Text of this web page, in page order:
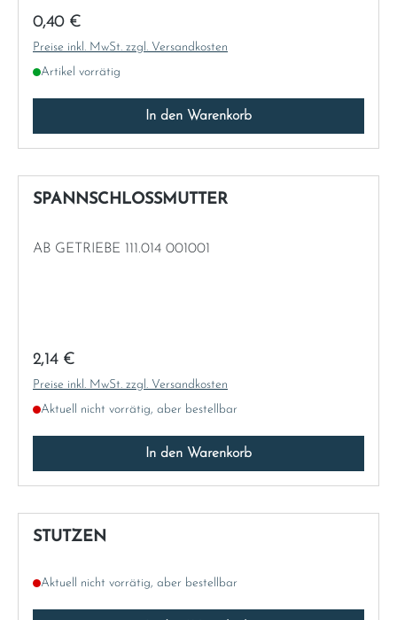
Regulärer Preis:
0,40 €
Preise inkl. MwSt. zzgl. Versandkosten
Artikel vorrätig
In den Warenkorb
SPANNSCHLOSSMUTTER
AB GETRIEBE 111.014 001001
Regulärer Preis:
2,14 €
Preise inkl. MwSt. zzgl. Versandkosten
Aktuell nicht vorrätig, aber bestellbar
In den Warenkorb
STUTZEN
Aktuell nicht vorrätig, aber bestellbar